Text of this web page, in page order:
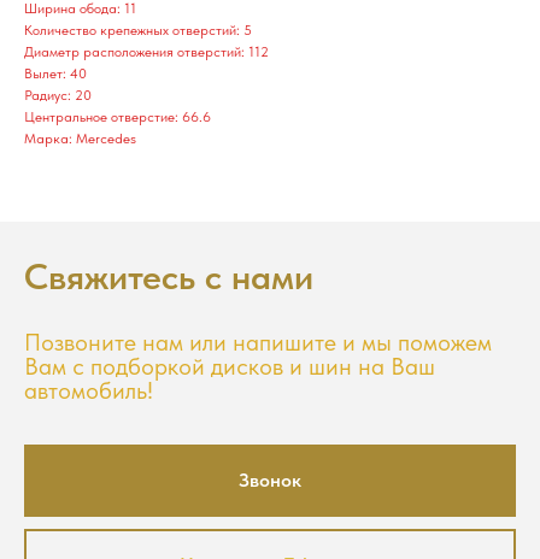
Ширина обода: 11
Количество крепежных отверстий: 5
Диаметр расположения отверстий: 112
Вылет: 40
Радиус: 20
Центральное отверстие: 66.6
Марка: Mercedes
Свяжитесь с нами
Позвоните нам или напишите и мы поможем
Вам с подборкой дисков и шин на Ваш
автомобиль!
Звонок